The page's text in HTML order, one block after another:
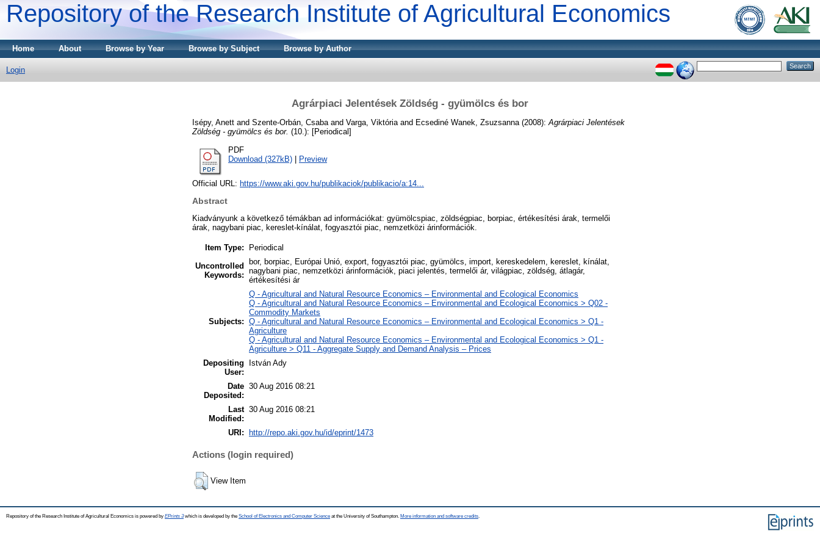
Repository of the Research Institute of Agricultural Economics
Home About Browse by Year Browse by Subject Browse by Author
Login
Agrárpiaci Jelentések Zöldség - gyümölcs és bor
Isépy, Anett and Szente-Orbán, Csaba and Varga, Viktória and Ecsediné Wanek, Zsuzsanna (2008): Agrárpiaci Jelentések
Zöldség - gyümölcs és bor. (10.): [Periodical]
PDF
Download (327kB)
Preview
Official URL: https://www.aki.gov.hu/publikaciok/publikacio/a:14...
Abstract
Kiadványunk a következő témákban ad információkat: gyümölcspiac, zöldségpiac, borpiac, értékesítési árak, termelői
árak, nagybani piac, kereslet-kínálat, fogyasztói piac, nemzetközi árinformációk.
Item Type:
Periodical
Uncontrolled
Keywords:
bor, borpiac, Európai Unió, export, fogyasztói piac, gyümölcs, import, kereskedelem, kereslet, kínálat,
nagybani piac, nemzetközi árinformációk, piaci jelentés, termelői ár, világpiac, zöldség, átlagár,
értékesítési ár
Subjects:
Q - Agricultural and Natural Resource Economics – Environmental and Ecological Economics
Q - Agricultural and Natural Resource Economics – Environmental and Ecological Economics > Q02 -
Commodity Markets
Q - Agricultural and Natural Resource Economics – Environmental and Ecological Economics > Q1 -
Agriculture
Q - Agricultural and Natural Resource Economics – Environmental and Ecological Economics > Q1 -
Agriculture > Q11 - Aggregate Supply and Demand Analysis – Prices
Depositing
User:
István Ady
Date
Deposited:
30 Aug 2016 08:21
Last
Modified:
30 Aug 2016 08:21
URI: http://repo.aki.gov.hu/id/eprint/1473
Actions (login required)
View Item
Repository of the Research Institute of Agricultural Economics is powered by EPrints 3which is developed by the School of Electronics and Computer Science at the University of Southampton. More information and software credits